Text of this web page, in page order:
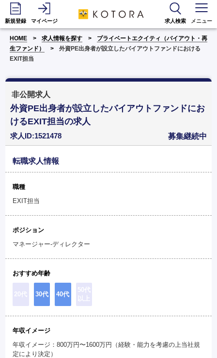
新規登録 マイページ 求人検索 メニュー
HOME 求人情報を探す
プライベートエクイティ（バイアウト・再
生ファンド）
外資PE出身者が設立したバイアウトファンドにおける
EXIT担当
非公開求人
外資PE出身者が設立したバイアウトファンドにお
けるEXIT担当の求人
求人ID:1521478 募集継続中
転職求人情報
職種
EXIT担当
ポジション
マネージャー-ディレクター
おすすめ年齢
20代 30代 40代
50代
以上
年収イメージ
年収イメージ：800万円〜1600万円（経験・能力を考慮の上当社規
定により決定）